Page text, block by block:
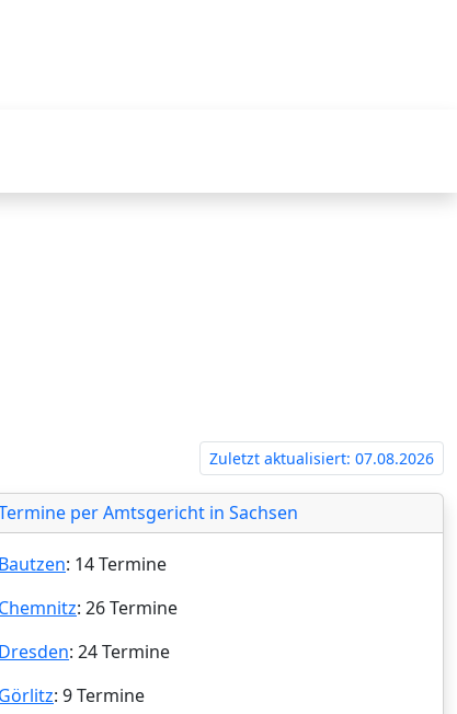
Zuletzt aktualisiert: 07.08.2026
per Amtsgericht in Sachsen
Bautzen: 14 Termine
Chemnitz: 26 Termine
Dresden: 24 Termine
Görlitz: 9 Termine